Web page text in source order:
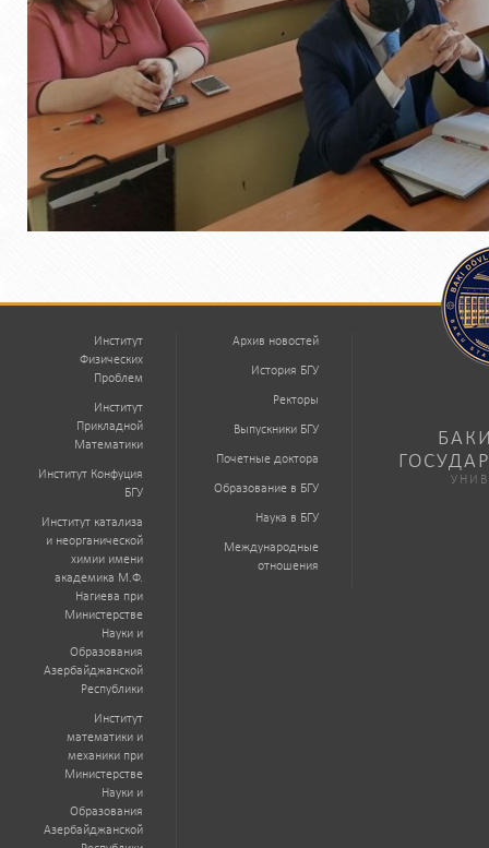
Институт
Физических
Проблем
Институт
Прикладной
Математики
Институт Конфуция
БГУ
Институт катализа
и неорганической
химии имени
академика М.Ф.
Нагиева при
Министерстве
Науки и
Образования
Азербайджанской
Республики
Институт
математики и
механики при
Министерстве
Науки и
Образования
Азербайджанской
Архив новостей
История БГУ
Ректоры
Выпускники БГУ
Почетные доктора
Образование в БГУ
Наука в БГУ
Международные
отношения